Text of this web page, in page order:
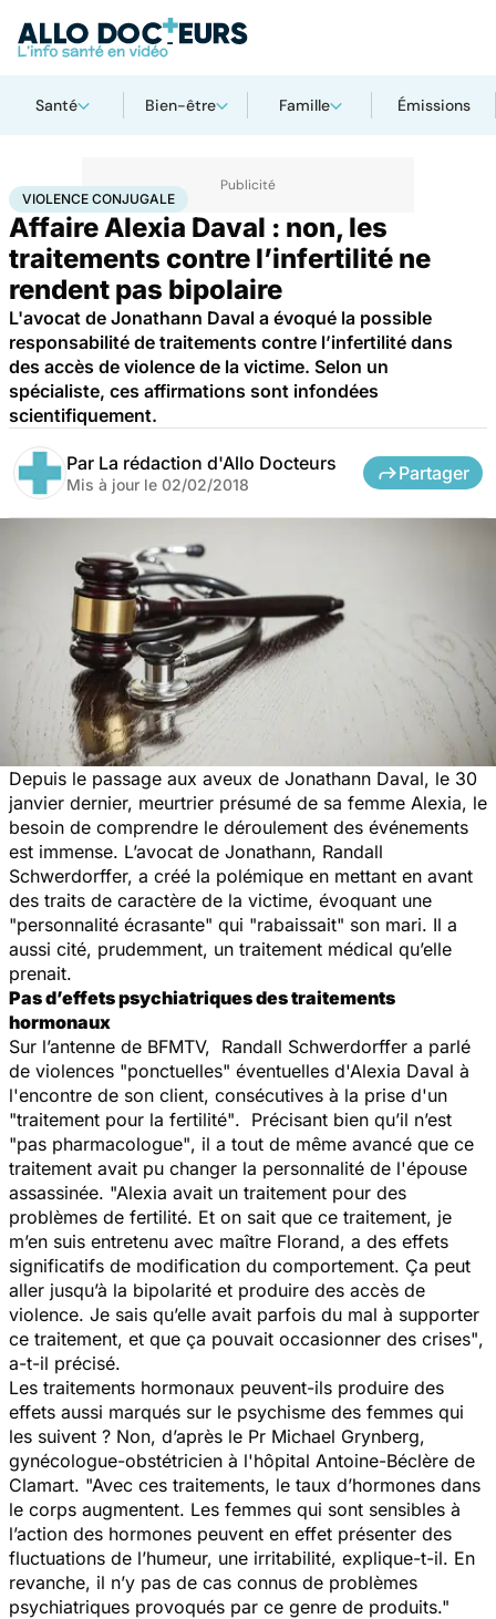
Santé Bien-être Famille Émissions
AccueilSantéViolence conjugale
VIOLENCE CONJUGALE
Affaire Alexia Daval : non, les
traitements contre l’infertilité ne
rendent pas bipolaire
L'avocat de Jonathann Daval a évoqué la possible
responsabilité de traitements contre l’infertilité dans
des accès de violence de la victime. Selon un
spécialiste, ces affirmations sont infondées
scientifiquement.
Par La rédaction d'Allo Docteurs
Mis à jour le 02/02/2018
Partager
Depuis le passage aux aveux de Jonathann Daval, le 30
janvier dernier, meurtrier présumé de sa femme Alexia, le
besoin de comprendre le déroulement des événements
est immense. L’avocat de Jonathann, Randall
Schwerdorffer, a créé la polémique en mettant en avant
des traits de caractère de la victime, évoquant une
"personnalité écrasante" qui "rabaissait" son mari. Il a
aussi cité, prudemment, un traitement médical qu’elle
prenait.
Pas d’effets psychiatriques des traitements
hormonaux
Sur l’antenne de BFMTV, Randall Schwerdorffer a parlé
de violences "ponctuelles" éventuelles d'Alexia Daval à
l'encontre de son client, consécutives à la prise d'un
"traitement pour la fertilité". Précisant bien qu’il n’est
"pas pharmacologue", il a tout de même avancé que ce
traitement avait pu changer la personnalité de l'épouse
assassinée. "Alexia avait un traitement pour des
problèmes de fertilité. Et on sait que ce traitement, je
m’en suis entretenu avec maître Florand, a des effets
significatifs de modification du comportement. Ça peut
aller jusqu’à la bipolarité et produire des accès de
violence. Je sais qu’elle avait parfois du mal à supporter
ce traitement, et que ça pouvait occasionner des crises",
a-t-il précisé.
Les traitements hormonaux peuvent-ils produire des
effets aussi marqués sur le psychisme des femmes qui
les suivent ? Non, d’après le Pr Michael Grynberg,
gynécologue-obstétricien à l'hôpital Antoine-Béclère de
Clamart. "Avec ces traitements, le taux d’hormones dans
le corps augmentent. Les femmes qui sont sensibles à
l’action des hormones peuvent en effet présenter des
fluctuations de l’humeur, une irritabilité, explique-t-il. En
revanche, il n’y pas de cas connus de problèmes
psychiatriques provoqués par ce genre de produits."